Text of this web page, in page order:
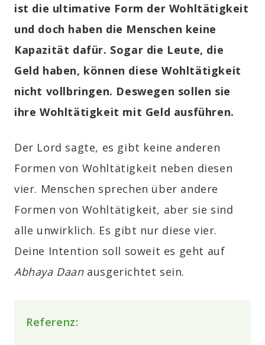
ist die ultimative Form der Wohltätigkeit
und doch haben die Menschen keine
Kapazität dafür. Sogar die Leute, die
Geld haben, können diese Wohltätigkeit
nicht vollbringen. Deswegen sollen sie
ihre Wohltätigkeit mit Geld ausführen.
Der Lord sagte, es gibt keine anderen
Formen von Wohltätigkeit neben diesen
vier. Menschen sprechen über andere
Formen von Wohltätigkeit, aber sie sind
alle unwirklich. Es gibt nur diese vier.
Deine Intention soll soweit es geht auf
Abhaya Daanausgerichtet sein.
Referenz: